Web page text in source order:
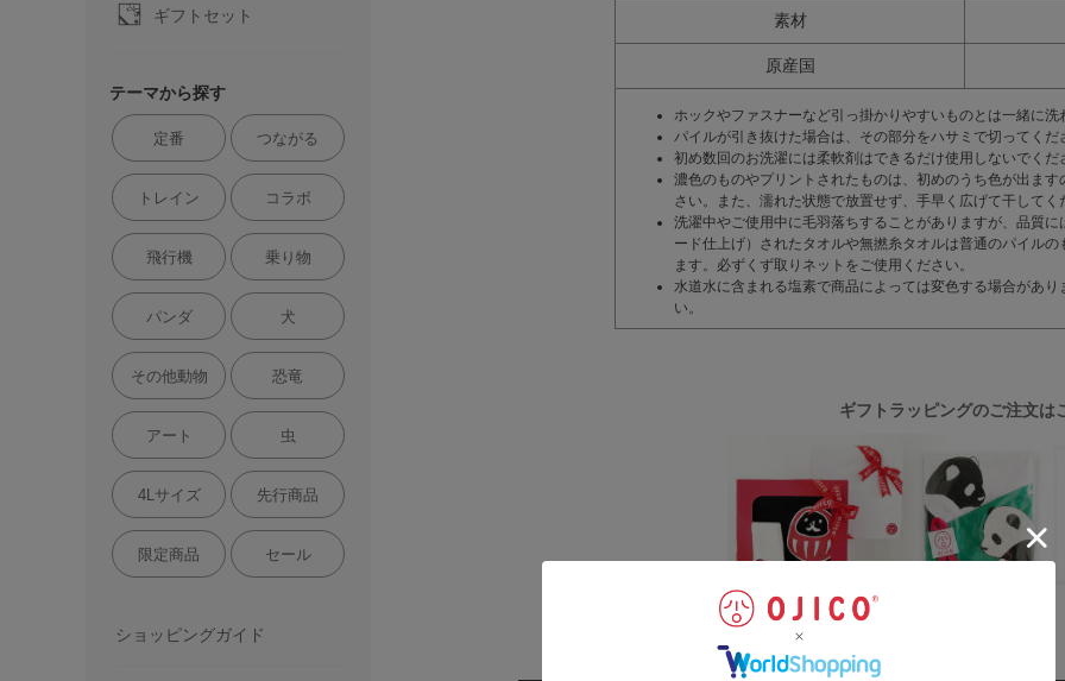
ギフトセット
テーマから探す
定番 つながる
トレイン コラボ
飛行機 乗り物
パンダ 犬
その他動物 恐竜
アート 虫
4Lサイズ 先行商品
限定商品 セール
ショッピングガイド
素材
原産国
ホックやファスナーなど引っ掛かりやすいものとは一緒に洗
パイルが引き抜けた場合は、その部分をハサミで切ってくだ
初め数回のお洗濯には柔軟剤はできるだけ使用しないでくだ
濃色のものやプリントされたものは、初めのうち色が出ま
さい。また、濡れた状態で放置せず、手早く広げて干してく
洗濯中やご使用中に毛羽落ちすることがありますが、品質
ード仕上げ）されたタオルや無撚糸タオルは普通のパイル
ます。必ずくず取りネットをご使用ください。
水道水に含まれる塩素で商品によっては変色する場合があ
い。
ギフトラッピングのご注文は